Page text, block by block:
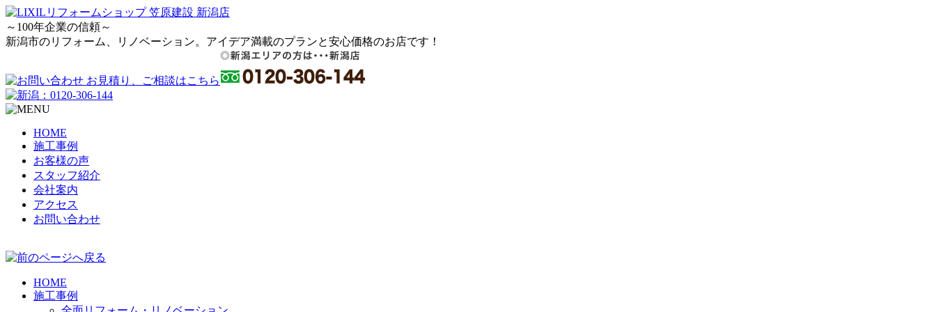
～100年企業の信頼～
新潟市のリフォーム、リノベーション。アイデア満載のプランと安心価格のお店です！
HOME
施工事例
お客様の声
スタッフ紹介
会社案内
アクセス
お問い合わせ
HOME
施工事例